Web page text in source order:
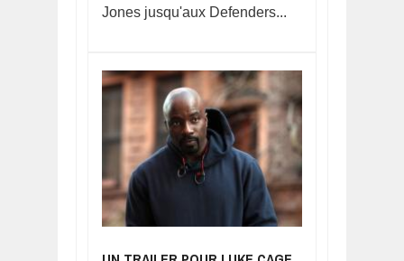
Jones jusqu'aux Defenders...